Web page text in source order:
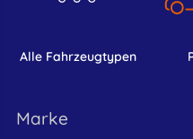
alle Fahrzeugtypen
marke